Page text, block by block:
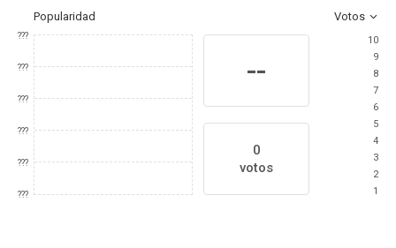
Popularidad Votos
???
???
???
???
???
???
--
0
votos
10
9
8
7
6
5
4
3
2
1